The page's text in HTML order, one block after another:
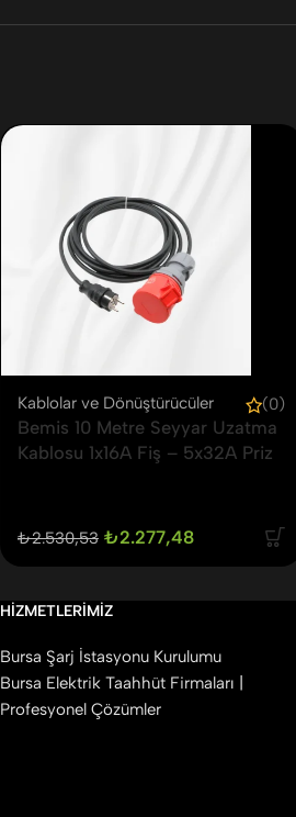
Kablolar ve Dönüştürücüler (0)
Bemis 10 Metre Seyyar Uzatma
Kablosu 1x16A Fiş – 5x32A Priz
₺2.530,53 ₺2.277,48
HIZMETLERIMIZ
Bursa Şarj İstasyonu Kurulumu
Bursa Elektrik Taahhüt Firmaları |
Profesyonel Çözümler